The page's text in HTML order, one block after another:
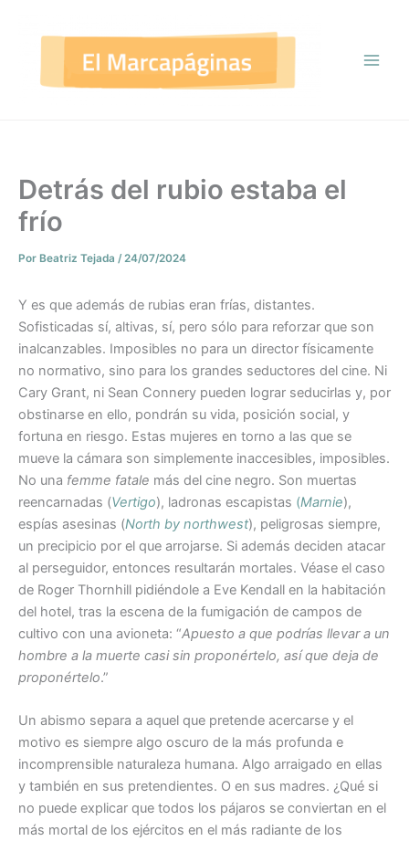
Detrás del rubio estaba el
frío
Por Beatriz Tejada /24/07/2024
Y es que además de rubias eran frías, distantes.
Sofisticadas sí, altivas, sí, pero sólo para reforzar que son
inalcanzables. Imposibles no para un director físicamente
no normativo, sino para los grandes seductores del cine. Ni
Cary Grant, ni Sean Connery pueden lograr seducirlas y, por
obstinarse en ello, pondrán su vida, posición social, y
fortuna en riesgo. Estas mujeres en torno a las que se
mueve la cámara son simplemente inaccesibles, imposibles.
No una femme fatale más del cine negro. Son muertas
reencarnadas (Vertigo), ladronas escapistas (Marnie),
espías asesinas (North by northwest), peligrosas siempre,
un precipicio por el que arrojarse. Si además deciden atacar
al perseguidor, entonces resultarán mortales. Véase el caso
de Roger Thornhill pidiéndole a Eve Kendall en la habitación
del hotel, tras la escena de la fumigación de campos de
cultivo con una avioneta: “Apuesto a que podrías llevar a un
hombre a la muerte casi sin proponértelo, así que deja de
proponértelo.”
Un abismo separa a aquel que pretende acercarse y el
motivo es siempre algo oscuro de la más profunda e
incomprensible naturaleza humana. Algo arraigado en ellas
y también en sus pretendientes. O en sus madres. ¿Qué si
no puede explicar que todos los pájaros se conviertan en el
más mortal de los ejércitos en el más radiante de los